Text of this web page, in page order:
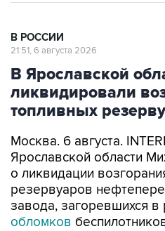
В РОССИИ
21:51, 6 августа 2026
В Ярославской
ликвидировали
топливных
Москва. 6 августа.
Ярославской области
о ликвидации
резервуаров
завода, загоревшихся в
обломков